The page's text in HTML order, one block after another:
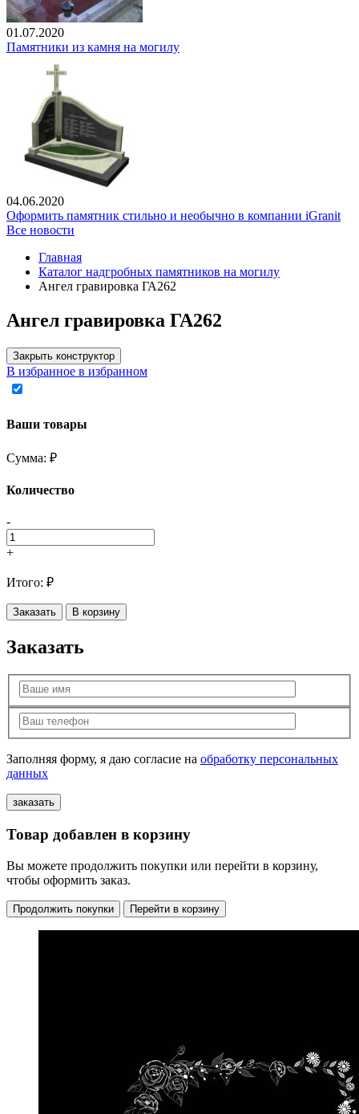
01.07.2020
Памятники из камня на могилу
04.06.2020
Оформить памятник стильно и необычно в компании iGranit
Все новости
Главная
Каталог надгробных памятников на могилу
Ангел гравировка ГА262
Ангел гравировка ГА262
Закрыть конструктор
В избранное в избранном
Ваши товары
Сумма: ₽
Количество
-
+
Итого: ₽
Заказать В корзину
Заказать
Заполняя форму, я даю согласие на обработку персональных
данных
Товар добавлен в корзину
Вы можете продолжить покупки или перейти в корзину,
чтобы оформить заказ.
Продолжить покупки Перейти в корзину